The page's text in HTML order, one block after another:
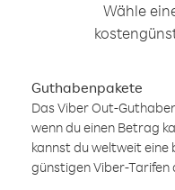
Wähle
Guthabenpakete
Das Viber Out-
wenn du einen Betrag
kannst du weltweit eine
günstigen Viber-Tarifen